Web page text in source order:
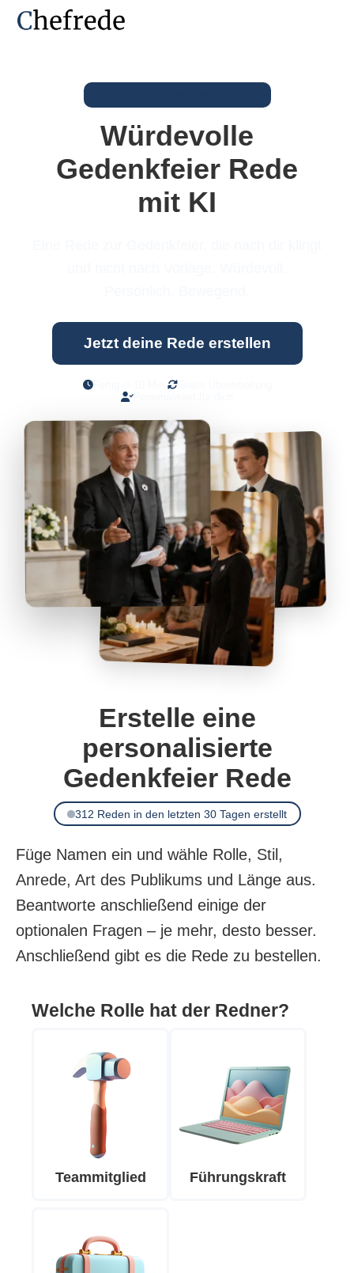
Würdevolle
Gedenkfeier Rede
mit KI
Jetzt deine Rede erstellen
Fertig in 10 Min.
Gratis Überarbeitung
Erstelle eine
personalisierte
Gedenkfeier Rede
312 Reden in den letzten 30 Tagen erstellt
Füge Namen ein und wähle Rolle, Stil,
Anrede, Art des Publikums und Länge aus.
Beantworte anschließend einige der
optionalen Fragen – je mehr, desto besser.
Anschließend gibt es die Rede zu bestellen.
Welche Rolle hat der Redner?
Teammitglied Führungskraft